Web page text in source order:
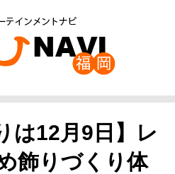
は12月9日】レ
飾りづくり体